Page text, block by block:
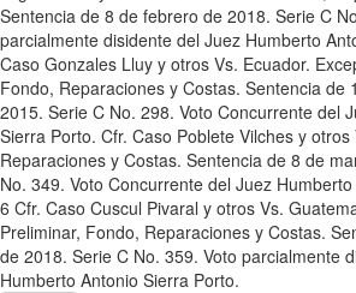
Sentencia de 8 de febrero de 2018. Serie C
parcialmente disidente del Juez Humberto
Caso Gonzales Lluy y otros Vs. Ecuador.
Fondo, Reparaciones y Costas. Sentencia de
2015. Serie C No. 298. Voto Concurrente del
Sierra Porto. Cfr. Caso Poblete Vilches y
Reparaciones y Costas. Sentencia de 8 de
No. 349. Voto Concurrente del Juez
6 Cfr. Caso Cuscul Pivaral y otros Vs.
Preliminar, Fondo, Reparaciones y Costas.
de 2018. Serie C No. 359. Voto parcialmente
Humberto Antonio Sierra Porto.